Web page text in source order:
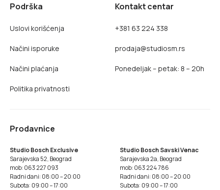
Podrška
Uslovi korišćenja
Načini isporuke
Načini plaćanja
Politika privatnosti
Kontakt centar
+381 63 224 338
prodaja@studiosm.rs
Ponedeljak – petak: 8 – 20h
Prodavnice
Studio Bosch Exclusive
Sarajevska 52, Beograd
mob: 063 227 093
Radni dani: 08:00 – 20:00
Subota: 09:00 – 17:00
Studio Bosch Savski Venac
Sarajevska 2a, Beograd
mob: 063 224 786
Radni dani: 08:00 – 20:00
Subota: 09:00 – 17:00